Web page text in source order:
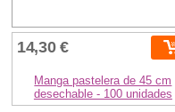
14,30 €
Manga pastelera de 45 cm
desechable - 100 unidades